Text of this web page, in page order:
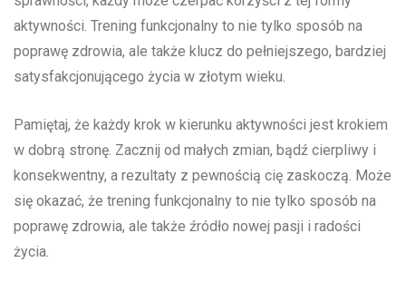
aktywności. Trening funkcjonalny to nie tylko sposób na
poprawę zdrowia, ale także klucz do pełniejszego, bardziej
satysfakcjonującego życia w złotym wieku.
Pamiętaj, że każdy krok w kierunku aktywności jest krokiem
w dobrą stronę. Zacznij od małych zmian, bądź cierpliwy i
konsekwentny, a rezultaty z pewnością cię zaskoczą. Może
się okazać, że trening funkcjonalny to nie tylko sposób na
poprawę zdrowia, ale także źródło nowej pasji i radości
życia.